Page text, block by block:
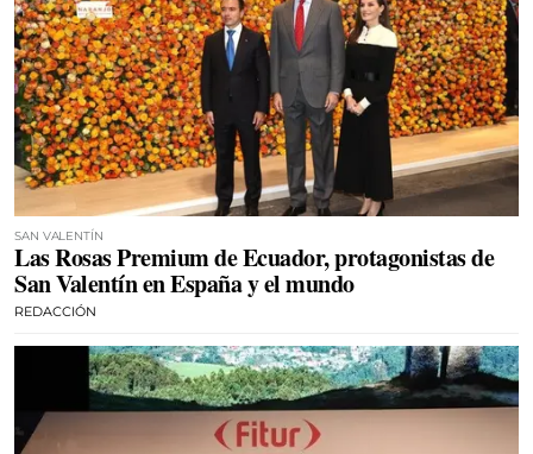
SAN VALENTÍN
Las Rosas Premium de Ecuador, protagonistas de
San Valentín en España y el mundo
REDACCIÓN